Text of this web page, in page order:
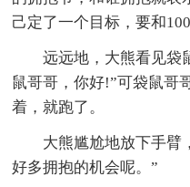
己定了一个目标，要和
远远地，大熊看见袋
鼠哥哥，你好!”可袋鼠哥
着，就跑了。
大熊尴尬地放下手臂
好多拥抱的机会呢。”